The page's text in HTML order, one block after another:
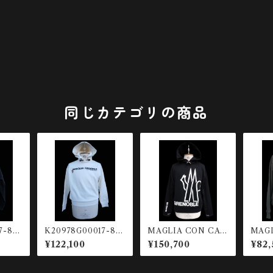
同じカテゴリの商品
80
K20978G00017-80
451-041 HOODIE
¥122,100
MAGLIA CON CAP
PUCCCIO 899IG-9
99
¥150,700
30